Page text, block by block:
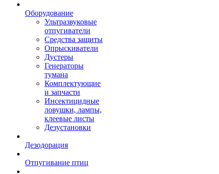
Оборудование
Ультразвуковые
отпугиватели
Средства защиты
Опрыскиватели
Дустеры
Генераторы
тумана
Комплектующие
и запчасти
Инсектицидные
ловушки, лампы,
клеевые листы
Дезустановки
Дезодорация
Отпугивание птиц